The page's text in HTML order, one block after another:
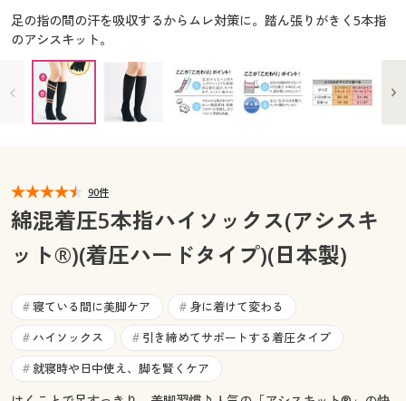
大きいサイズ 事務・制服
カタログ・チラシからのご注文
デジタルカタログ
カタログ無料プレゼント
マイページ
閲覧履歴
お気に入り
サポート
ご利用ガイド
カタログ無料プレゼント
会員メニュー
閲覧履歴
お気に入り
サポート
ご利用ガイド
よくある質問とお問い合わせ
足の指の間の汗を吸収するからムレ対策に。踏ん張りがきく5本指
のアシスキット。
90件
綿混着圧5本指ハイソックス(アシスキ
ット®)(着圧ハードタイプ)(日本製)
# 寝ている間に美脚ケア # 身に着けて変わる
# ハイソックス # 引き締めてサポートする着圧タイプ
# 就寝時や日中使え、脚を賢くケア